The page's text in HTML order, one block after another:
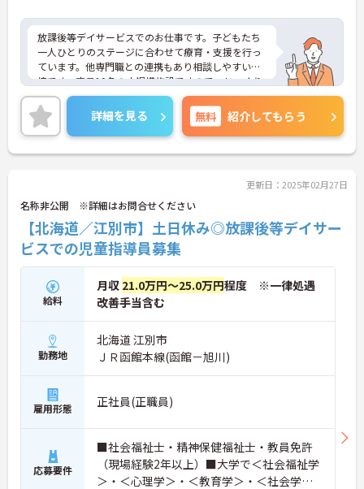
放課後等デイサービスでのお仕事です。子どもたち
一人ひとりのステージに合わせて療育・支援を行っ
ています。他専門職との連携もあり相談しやすい環
境です。定員10名の小規模施設ですので、じっくり
と向き合うことができます。ご興味のある方には、
面接対策ポイントなど、さらに詳細をお話しいたし
ますのでお気軽にご相談ください！
詳細を見る 無料 紹介してもらう
更新日：2025年02月27日
名称非公開 ※詳細はお問合せください
【北海道／江別市】土日休み◎放課後等デイサー
ビスでの児童指導員募集
給料
月収 21.0万円～25.0万円程度 ※一律処遇
改善手当含む
勤務地
北海道 江別市
ＪＲ函館本線(函館－旭川)
雇用形態 正社員(正職員)
応募要件
■社会福祉士・精神保健福祉士・教員免許
（現場経験2年以上）■大学で＜社会福祉学
＞・＜心理学＞・＜教育学＞・＜社会学＞